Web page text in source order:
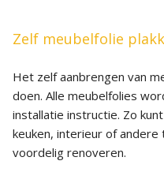
Zelf meubelfolie
Het zelf aanbrengen van
doen. Alle meubelfolies
installatie instructie. Zo
keuken, interieur of
voordelig renoveren.